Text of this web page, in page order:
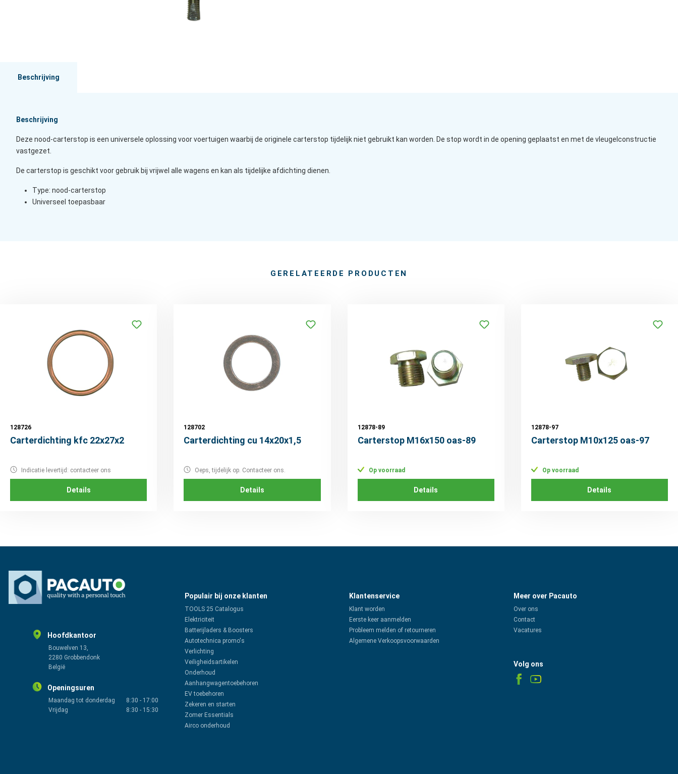
Beschrijving
Beschrijving
Deze nood-carterstop is een universele oplossing voor voertuigen waarbij de originele carterstop tijdelijk niet gebruikt kan worden. De stop wordt in de opening geplaatst en met de vleugelconstructie
vastgezet.
De carterstop is geschikt voor gebruik bij vrijwel alle wagens en kan als tijdelijke afdichting dienen.
Type: nood-carterstop
Universeel toepasbaar
GERELATEERDE PRODUCTEN
128726
Carterdichting kfc 22x27x2
Indicatie levertijd: contacteer ons
Details
128702
Carterdichting cu 14x20x1,5
Oeps, tijdelijk op. Contacteer ons.
Details
12878-89
Carterstop M16x150 oas-89
Op voorraad
Details
12878-97
Carterstop M10x125 oas-97
Op voorraad
Details
Hoofdkantoor
Bouwelven 13,
2280 Grobbendonk
België
Openingsuren
Maandag tot donderdag 8:30 - 17:00
Vrijdag
8:30 - 15:30
Populair bij onze klanten
TOOLS 25 Catalogus
Elektriciteit
Batterijladers & Boosters
Autotechnica promo's
Verlichting
Veiligheidsartikelen
Onderhoud
Aanhangwagentoebehoren
EV toebehoren
Zekeren en starten
Zomer Essentials
Airco onderhoud
Klantenservice
Klant worden
Eerste keer aanmelden
Probleem melden of retourneren
Algemene Verkoopsvoorwaarden
Meer over Pacauto
Over ons
Contact
Vacatures
Volg ons